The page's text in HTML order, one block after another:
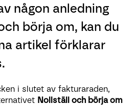
någon anledning
börja om, kan du
artikel förklarar
i slutet av fakturaraden,
Nollställ och börja om